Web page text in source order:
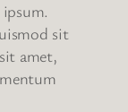
sit
amet,